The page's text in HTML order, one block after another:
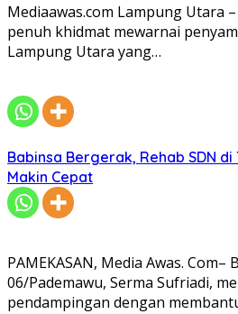
Mediaawas.com Lampung Utara
penuh khidmat mewarnai
Lampung Utara yang…
Babinsa Bergerak, Rehab SDN
Makin Cepat
PAMEKASAN, Media Awas.
06/Pademawu, Serma Sufriadi,
pendampingan dengan